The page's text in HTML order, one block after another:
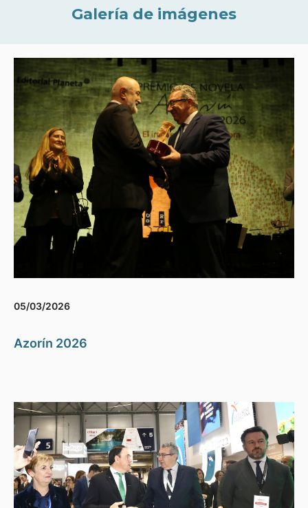
Galería de imágenes
05/03/2026
Azorín 2026